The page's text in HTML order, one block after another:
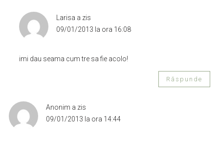
Larisa a zis
09/01/2013 la ora 16:08
imi dau seama cum tre sa fie acolo!
Răspunde
Anonim a zis
09/01/2013 la ora 14:44